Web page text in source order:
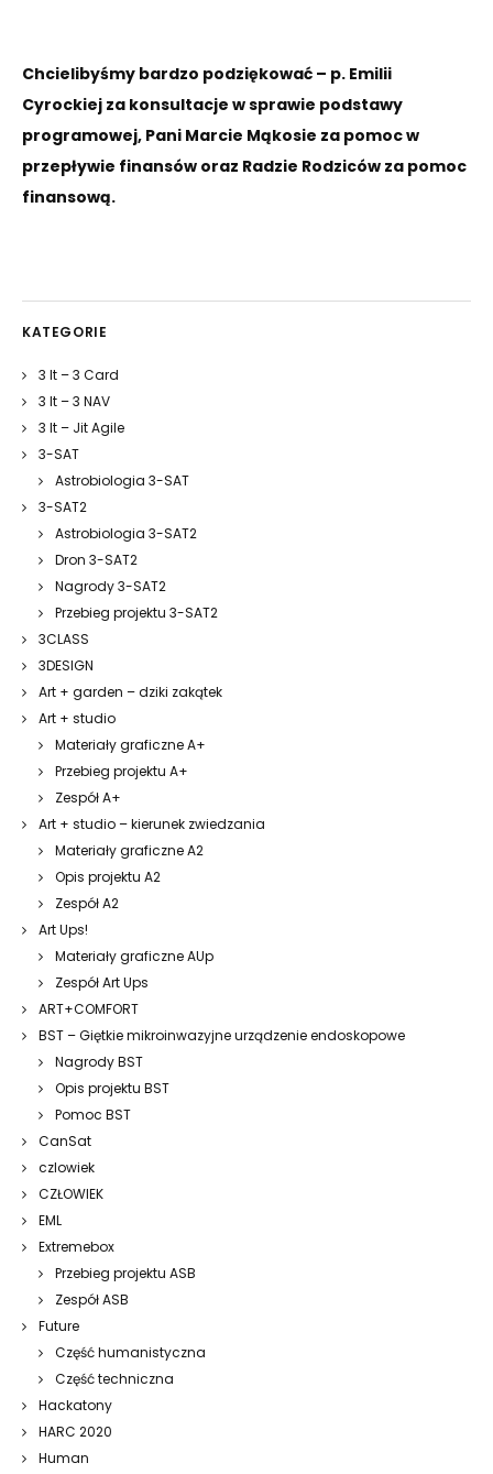
Chcielibyśmy bardzo podziękować – p. Emilii
Cyrockiej za konsultacje w sprawie podstawy
programowej, Pani Marcie Mąkosie za pomoc w
przepływie finansów oraz Radzie Rodziców za pomoc
finansową.
KATEGORIE
3 It – 3 Card
3 It – 3 NAV
3 It – Jit Agile
3-SAT
Astrobiologia 3-SAT
3-SAT2
Astrobiologia 3-SAT2
Dron 3-SAT2
Nagrody 3-SAT2
Przebieg projektu 3-SAT2
3CLASS
3DESIGN
Art + garden – dziki zakątek
Art + studio
Materiały graficzne A+
Przebieg projektu A+
Zespół A+
Art + studio – kierunek zwiedzania
Materiały graficzne A2
Opis projektu A2
Zespół A2
Art Ups!
Materiały graficzne AUp
Zespół Art Ups
ART+COMFORT
BST – Giętkie mikroinwazyjne urządzenie endoskopowe
Nagrody BST
Opis projektu BST
Pomoc BST
CanSat
czlowiek
CZŁOWIEK
EML
Extremebox
Przebieg projektu ASB
Zespół ASB
Future
Część humanistyczna
Część techniczna
Hackatony
HARC 2020
Human